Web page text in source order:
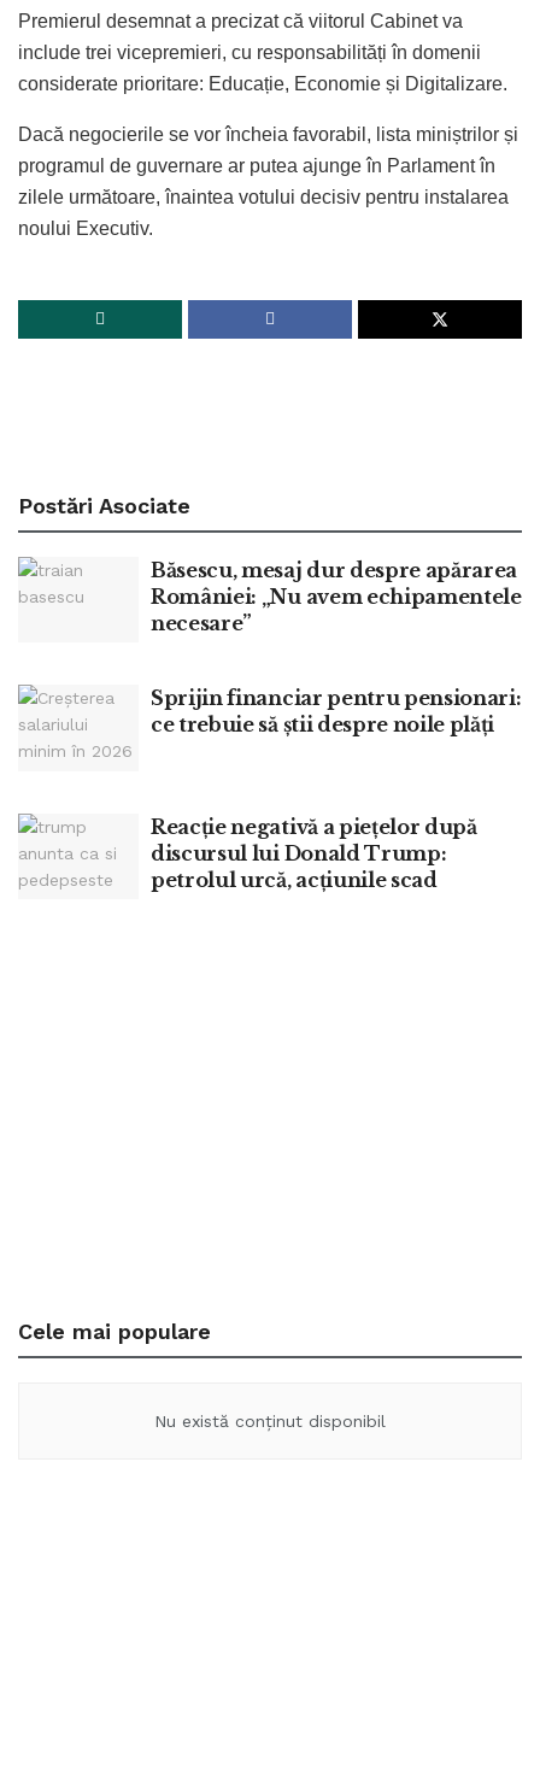
Premierul desemnat a precizat că viitorul Cabinet va
include trei vicepremieri, cu responsabilități în domenii
considerate prioritare: Educație, Economie și Digitalizare.
Dacă negocierile se vor încheia favorabil, lista miniștrilor și
programul de guvernare ar putea ajunge în Parlament în
zilele următoare, înaintea votului decisiv pentru instalarea
noului Executiv.
Postări Asociate
Băsescu, mesaj dur despre apărarea
României: „Nu avem echipamentele
necesare”
Sprijin financiar pentru pensionari:
ce trebuie să știi despre noile plăți
Reacție negativă a piețelor după
discursul lui Donald Trump:
petrolul urcă, acțiunile scad
Cele mai populare
Nu există conținut disponibil